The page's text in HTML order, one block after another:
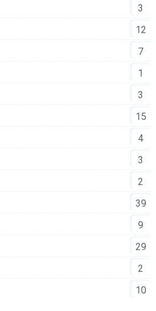
3
12
7
1
3
15
4
3
2
39
9
29
2
10